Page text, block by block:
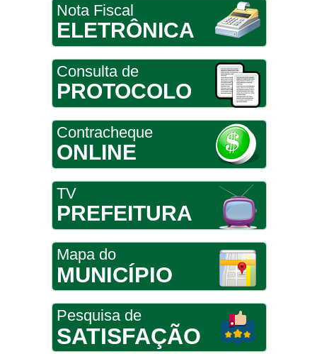
Nota Fiscal
ELETRÔNICA
Consulta de
PROTOCOLO
Contracheque
ONLINE
TV
PREFEITURA
Mapa do
MUNICÍPIO
Pesquisa de
SATISFAÇÃO